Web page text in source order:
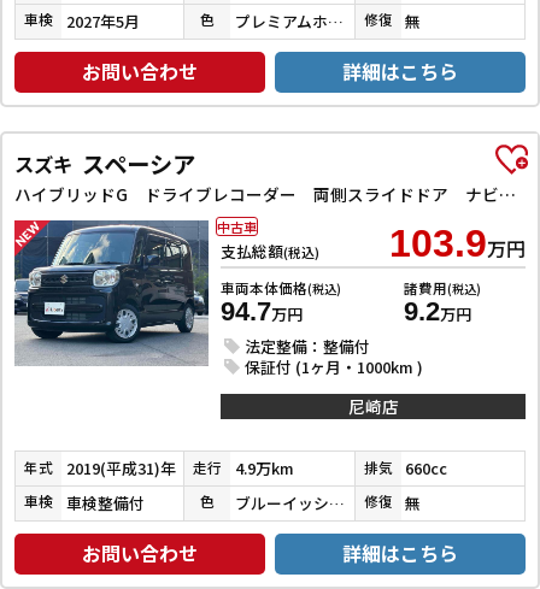
車検 2027年5月 色 プレミアムホワイトパールⅡ 修復 無
お問い合わせ 詳細はこちら
スズキ スペーシア
ハイブリッドG ドライブレコーダー 両側スライドドア ナビ TV オートライト スマートキー アイドリングストップ 電動格納ミラー ベンチシート CVT ABS ESC CD エアコン パワーウィンドウ
支払総額(税込) 103.9万円
車両本体価格(税込)
94.7万円
諸費用(税込)
9.2万円
法定整備：整備付
保証付 (1ヶ月・1000km )
中古車
尼崎店
年式 2019(平成31)年 走行 4.9万km 排気 660cc
車検 車検整備付 色 ブルーイッシュブラックパール３ 修復 無
お問い合わせ 詳細はこちら